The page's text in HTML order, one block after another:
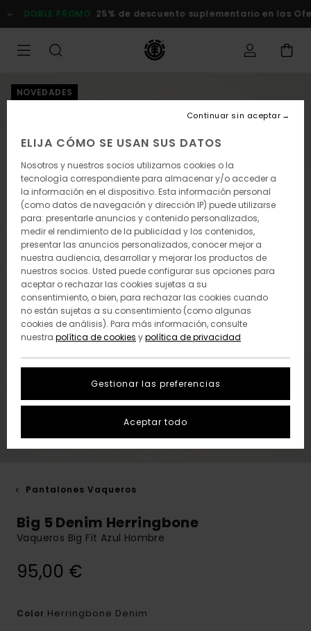
la
DOBLE PROMO 25% de descuento suplementario en las
NOVEDADES
Pantalones Vaqueros
Big 5 Denim Herringbone
Vaqueros Big Fit Azul Hombre
95,00 €
Color Herringbone Denim
ELIJA CÓMO SE USAN SUS DATOS
Nosotros y nuestros socios utilizamos cookies o la
tecnología correspondiente para almacenar y/o acceder a
la información en el dispositivo. Esta información personal
(como datos de navegación y dirección IP) puede utilizarse
para: presentarle anuncios y contenido personalizados,
medir el rendimiento de la publicidad y los contenidos,
presentar las anuncios personalizados, conocer mejor a
nuestra audiencia, desarrollar y mejorar los productos de
nuestros socios. Usted puede configurar sus opciones para
aceptar o rechazar las cookies sujetas a su
consentimiento, o bien, para rechazar las cookies cuando
no están sujetas a su consentimiento (como algunas
cookies de análisis). Para más información, consulte
nuestra política de cookies ypolítica de privacidad
Gestionar las preferencias
Continuar sin aceptar
Aceptar todo